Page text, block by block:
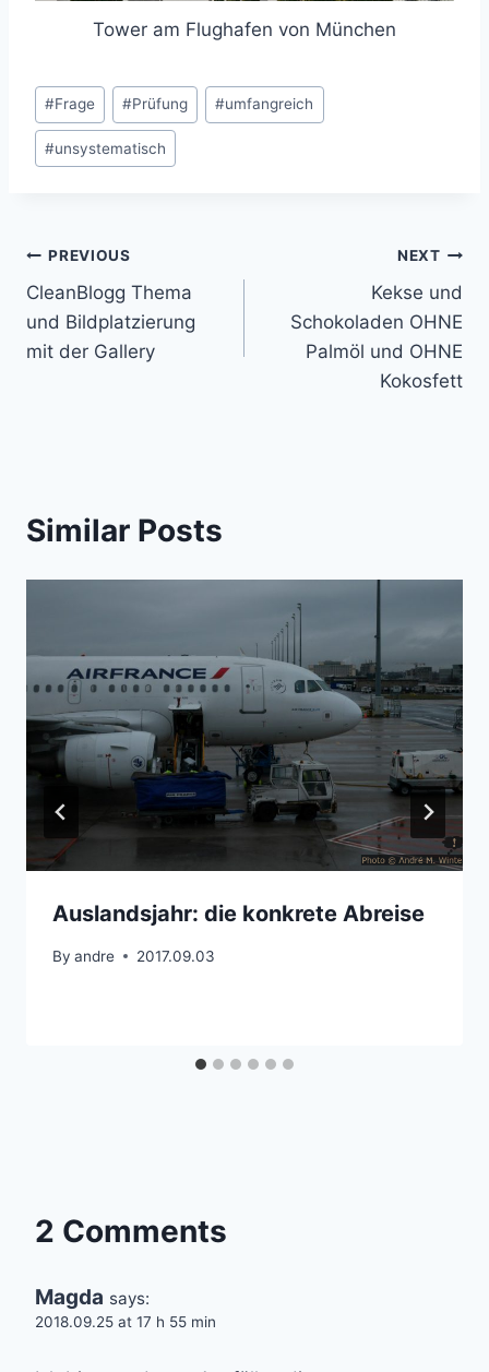
Tower am Flughafen von München
Post
Tags:
#Frage #Prüfung #umfangreich
#unsystematisch
Post
navigation
PREVIOUS
CleanBlogg Thema
und Bildplatzierung
mit der Gallery
NEXT
Kekse und
Schokoladen OHNE
Palmöl und OHNE
Kokosfett
Similar Posts
Auslandsjahr: die konkrete Abreise
By andre 2017.09.03
2 Comments
Magda says:
2018.09.25 at 17 h 55 min